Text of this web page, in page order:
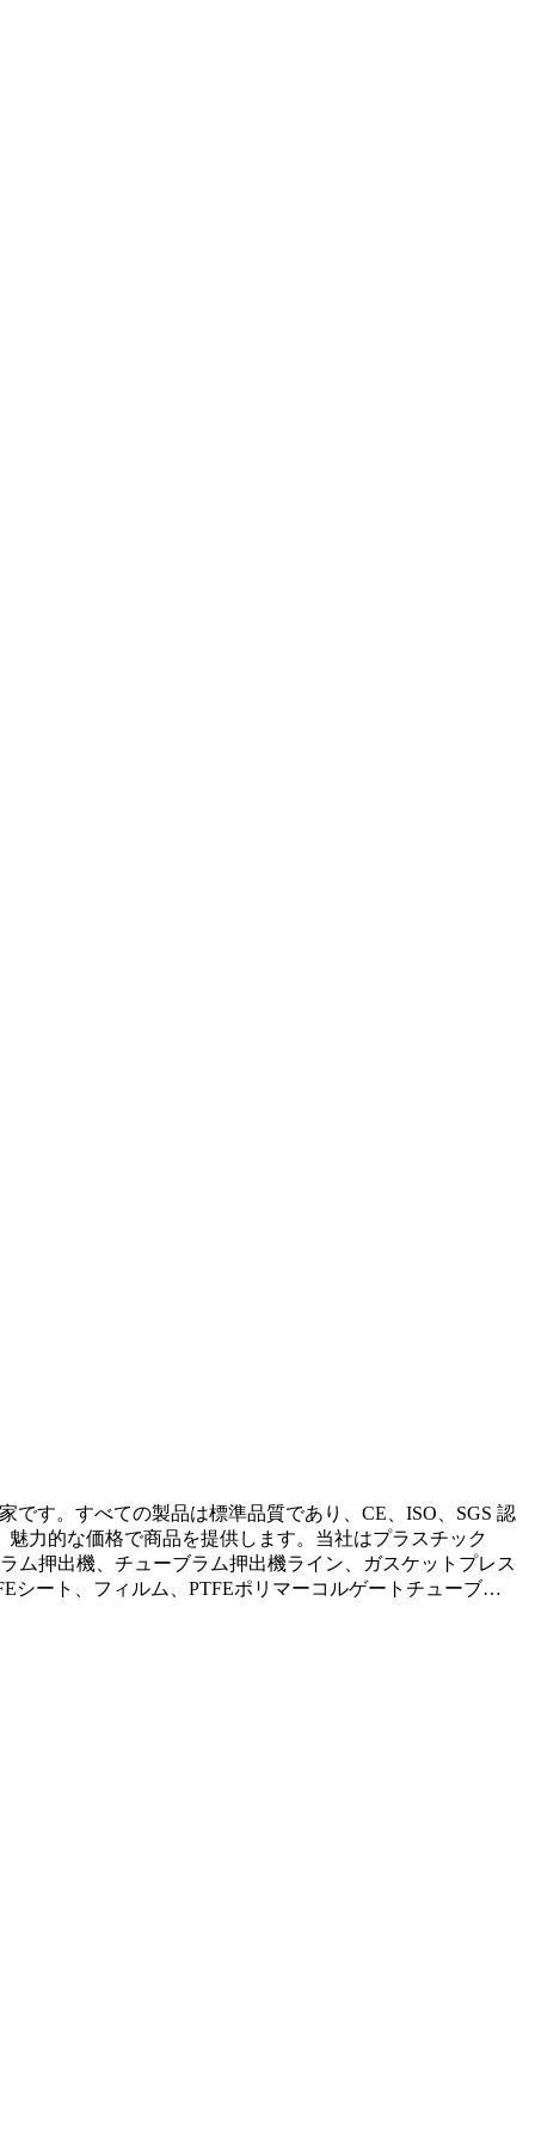
です。すべての製品は標準品質であり、CE、ISO、SGS 認
力的な価格で商品を提供します。当社はプラスチック
ム押出機、チューブラム押出機ライン、ガスケットプレス
シート、フィルム、PTFEポリマーコルゲートチューブ…